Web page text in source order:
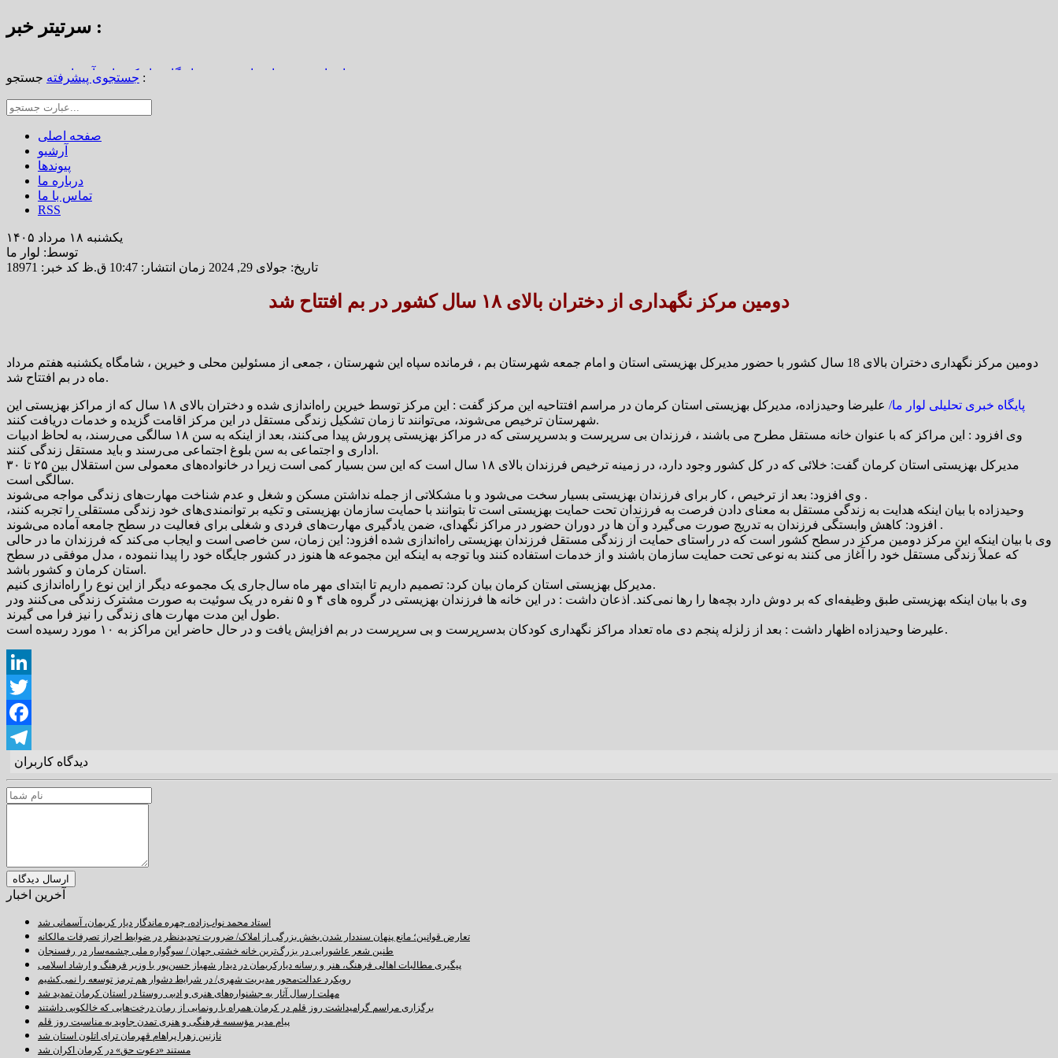
سرتیتر خبر :
استاد محمد نواب‌زاده، چهره ماندگار دیار کریمان، آسمانی شد
تعارض قوانین؛ مانع پنهان سنددار شدن بخش بزرگی از املاک/ ضرورت تجدیدنظر در ضوابط احراز تصرفات مالکانه
طنین شعر عاشورایی در بزرگ‌ترین خانه خشتی جهان / سوگواره ملی چشمه‌سار در رفسنجان
جستجوی پیشرفته جستجو :
صفحه اصلی
آرشیو
پیوندها
درباره ما
تماس با ما
RSS
یکشنبه ۱۸ مرداد ۱۴۰۵
توسط: لوار ما
تاریخ: جولای 29, 2024 زمان انتشار: 10:47 ق.ظ
کد خبر: 18971
دومین مرکز نگهداری از دختران بالای ۱۸ سال کشور در بم افتتاح شد
دومین مرکز نگهداری دختران بالای 18 سال کشور با حضور مدیرکل بهزیستی استان و امام جمعه شهرستان بم ، فرمانده سپاه این شهرستان ، جمعی از مسئولین محلی و خیرین ، شامگاه یکشنبه هفتم مرداد
ماه در بم افتتاح شد.
پایگاه خبری تحلیلی لوار ما/
علیرضا وحیدزاده، مدیرکل بهزیستی استان کرمان در مراسم افتتاحیه این مرکز گفت : این مرکز توسط خیرین راه‌اندازی شده و دختران بالای ۱۸ سال که از مراکز بهزیستی این
شهرستان ترخیص می‌شوند، می‌توانند تا زمان تشکیل زندگی مستقل در این مرکز اقامت گزیده و خدمات دریافت کنند.
وی افزود : این مراکز که با عنوان خانه مستقل مطرح می باشند ، فرزندان بی سرپرست و بدسرپرستی که در مراکز بهزیستی پرورش پیدا می‌کنند، بعد از اینکه به سن ۱۸ سالگی می‌رسند، به لحاظ ادبیات
اداری و اجتماعی به سن بلوغ اجتماعی می‌رسند و باید مستقل زندگی کنند.
مدیرکل بهزیستی استان کرمان گفت: خلائی که در کل کشور وجود دارد، در زمینه ترخیص فرزندان بالای ۱۸ سال است که این سن بسیار کمی است زیرا در خانواده‌های معمولی سن استقلال بین ۲۵ تا ۳۰
سالگی است.
وی افزود: بعد از ترخیص ، کار برای فرزندان بهزیستی بسیار سخت می‌شود و با مشکلاتی از جمله نداشتن مسکن و شغل و عدم شناخت مهارت‌های زندگی مواجه می‌شوند .
وحیدزاده با بیان اینکه هدایت به زندگی مستقل به معنای دادن فرصت به فرزندان تحت حمایت بهزیستی است تا بتوانند با حمایت سازمان بهزیستی و تکیه بر توانمندی‌های خود زندگی مستقلی را تجربه کنند،
افزود: کاهش وابستگی فرزندان به تدریج صورت می‌گیرد و آن ها در دوران حضور در مراکز نگهدای، ضمن یادگیری مهارت‌های فردی و شغلی برای فعالیت در سطح جامعه آماده می‌شوند .
وی با بیان اینکه این مرکز دومین مرکز در سطح کشور است که در راستای حمایت از زندگی مستقل فرزندان بهزیستی راه‌اندازی شده افزود: این زمان، سن خاصی است و ایجاب می‌کند که فرزندان ما در حالی
که عملاً زندگی مستقل خود را آغاز می کنند به نوعی تحت حمایت سازمان باشند و از خدمات استفاده کنند وبا توجه به اینکه این مجموعه ها هنوز در کشور جایگاه خود را پیدا ننموده ، مدل موفقی در سطح
استان کرمان و کشور باشد.
مدیرکل بهزیستی استان کرمان بیان کرد: تصمیم داریم تا ابتدای مهر ماه سال‌جاری یک مجموعه دیگر از این نوع را راه‌اندازی کنیم.
وی با بیان اینکه بهزیستی طبق وظیفه‌ای که بر دوش دارد بچه‌ها را رها نمی‌کند. اذعان داشت : در این خانه ها فرزندان بهزیستی در گروه های ۴ و ۵ نفره در یک سوئیت به صورت مشترک زندگی می‌کنند ودر
طول این مدت مهارت های زندگی را نیز فرا می گیرند.
علیرضا وحیدزاده اظهار داشت : بعد از زلزله پنجم دی ماه تعداد مراکز نگهداری کودکان بدسرپرست و بی سرپرست در بم افزایش یافت و در حال حاضر این مراکز به ۱۰ مورد رسیده است.
LinkedIn
Twitter
Facebook
Telegram
دیدگاه کاربران
آخرین اخبار
استاد محمد نواب‌زاده، چهره ماندگار دیار کریمان، آسمانی شد
تعارض قوانین؛ مانع پنهان سنددار شدن بخش بزرگی از املاک/ ضرورت تجدیدنظر در ضوابط احراز تصرفات مالکانه
طنین شعر عاشورایی در بزرگ‌ترین خانه خشتی جهان / سوگواره ملی چشمه‌سار در رفسنجان
پیگیری مطالبات اهالی فرهنگ، هنر و رسانه دیارکریمان در دیدار شهباز حسن‌پور با وزیر فرهنگ و ارشاد اسلامی
رویکرد عدالت‌محور مدیریت شهری/ در شرایط دشوار هم ترمز توسعه را نمی‌کشیم
مهلت ارسال آثار به جشنواره‌های هنری و ادبی روستا در استان کرمان تمدید شد
برگزاری مراسم گرامیداشت روز قلم در کرمان همراه با رونمایی از رمان درخت‌هایی که خالکوبی داشتند
پیام مدیر مؤسسه فرهنگی و هنری تمدن جاوید به مناسبت روز قلم
نازنین زهرا پراهام قهرمان ترای اتلون استان شد
مستند «دعوت حق» در کرمان اکران شد